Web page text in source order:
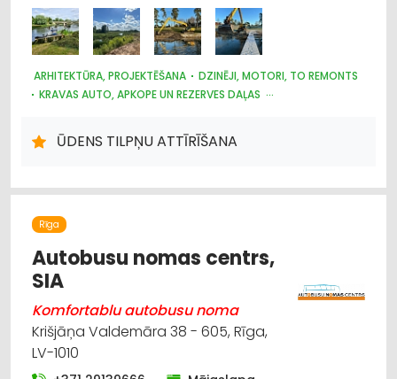
ARHITEKTŪRA, PROJEKTĒŠANA
DZINĒJI, MOTORI, TO REMONTS
KRAVAS AUTO, APKOPE UN REZERVES DAĻAS
LABIEKĀRTOŠANA, APZAĻUMOŠANA
HIDRAULISKĀS UN PNEIMATISKĀS IERĪCES
AUTO REZERVES DAĻU TIRDZNIECĪBA
AUTO RIEPU SERVISS
LABOŠANA, REMONTS
ŪDENS TILPŅU ATTĪRĪŠANA
Rīga
Autobusu nomas centrs,
SIA
Komfortablu autobusu noma
Krišjāņa Valdemāra 38 - 605, Rīga,
LV-1010